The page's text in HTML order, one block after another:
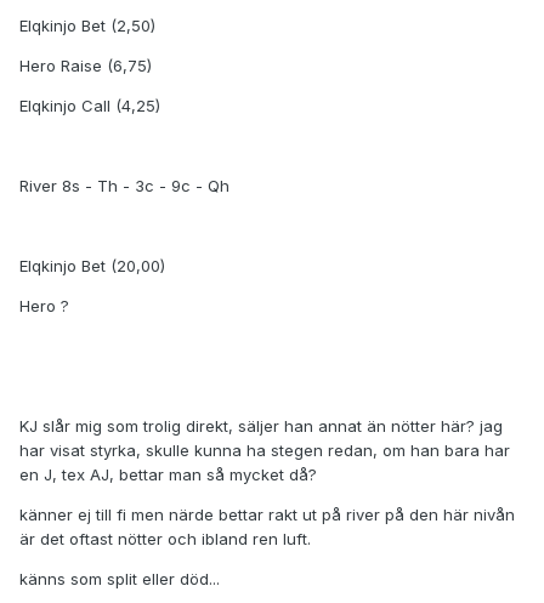
Elqkinjo Bet (2,50)
Hero Raise (6,75)
Elqkinjo Call (4,25)
River 8s - Th - 3c - 9c - Qh
Elqkinjo Bet (20,00)
Hero ?
KJ slår mig som trolig direkt, säljer han annat än nötter här? jag
har visat styrka, skulle kunna ha stegen redan, om han bara har
en J, tex AJ, bettar man så mycket då?
känner ej till fi men närde bettar rakt ut på river på den här nivån
är det oftast nötter och ibland ren luft.
känns som split eller död...